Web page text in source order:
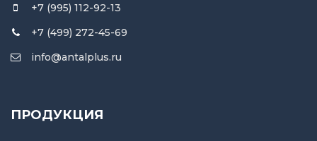
+7 (995) 112-92-13
+7 (499) 272-45-69
info@antalplus.ru
ПРОДУКЦИЯ